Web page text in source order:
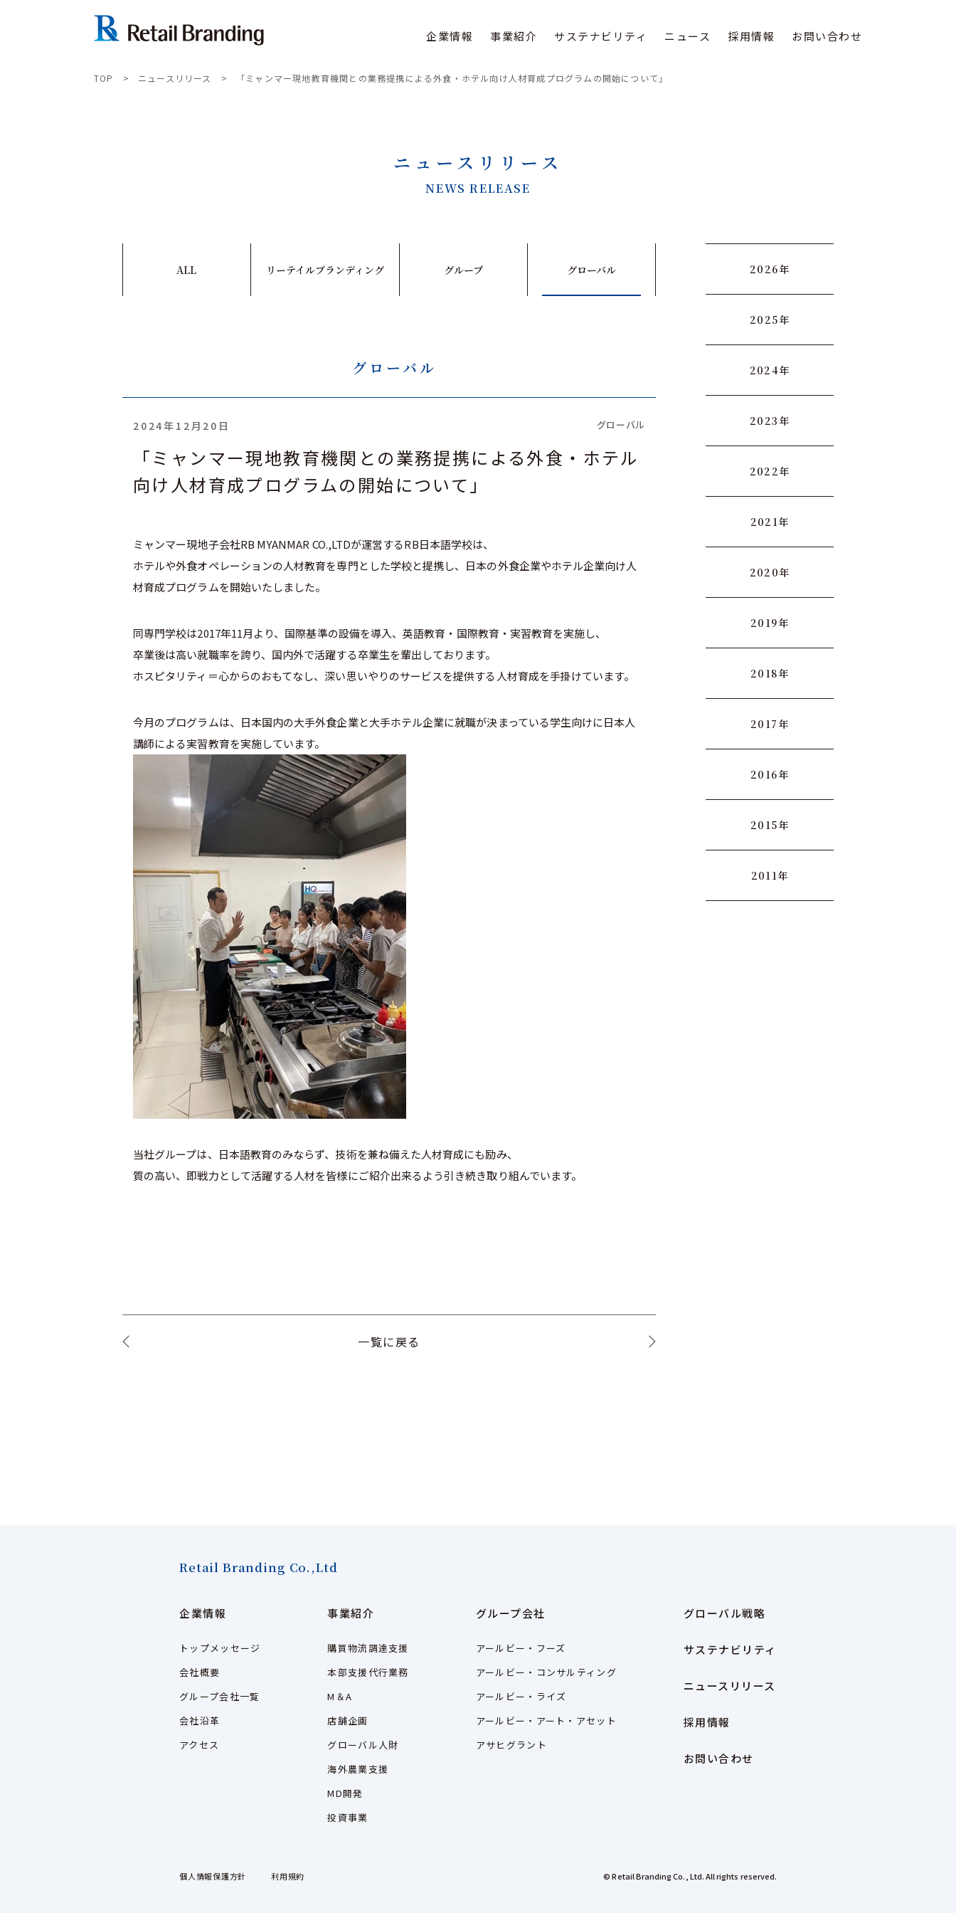
企業情報 事業紹介 サステナビリティ ニュース 採用情報 お問い合わせ
TOP > ニュースリリース > 「ミャンマー現地教育機関との業務提携による外食・ホテル向け人材育成プログラムの開始について」
ニュースリリース
NEWS RELEASE
ALL リーテイルブランディング グループ グローバル
グローバル
2024年12月20日 グローバル
「ミャンマー現地教育機関との業務提携による外食・ホテル
向け人材育成プログラムの開始について」
ミャンマー現地子会社RB MYANMAR CO.,LTDが運営するRB日本語学校は、
ホテルや外食オペレーションの人材教育を専門とした学校と提携し、日本の外食企業やホテル企業向け人
材育成プログラムを開始いたしました。
同専門学校は2017年11月より、国際基準の設備を導入、英語教育・国際教育・実習教育を実施し、
卒業後は高い就職率を誇り、国内外で活躍する卒業生を輩出しております。
ホスピタリティ＝心からのおもてなし、深い思いやりのサービスを提供する人材育成を手掛けています。
今月のプログラムは、日本国内の大手外食企業と大手ホテル企業に就職が決まっている学生向けに日本人
講師による実習教育を実施しています。
当社グループは、日本語教育のみならず、技術を兼ね備えた人材育成にも励み、
質の高い、即戦力として活躍する人材を皆様にご紹介出来るよう引き続き取り組んでいます。
一覧に戻る
2026年
2025年
2024年
2023年
2022年
2021年
2020年
2019年
2018年
2017年
2016年
2015年
2011年
Retail Branding Co.,Ltd
企業情報
トップメッセージ
会社概要
グループ会社一覧
会社沿革
アクセス
事業紹介
購買物流調達支援
本部支援代行業務
M＆A
店舗企画
グローバル人財
海外農業支援
MD開発
投資事業
グループ会社
アールビー・フーズ
アールビー・コンサルティング
アールビー・ライズ
アールビー・アート・アセット
アサヒグラント
グローバル戦略
サステナビリティ
ニュースリリース
採用情報
お問い合わせ
個人情報保護方針 利用規約 © Retail Branding Co., Ltd. All rights reserved.